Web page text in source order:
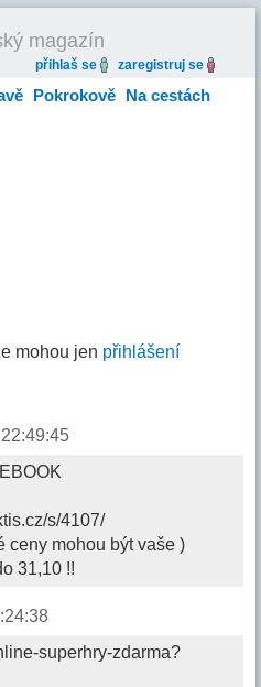
magazín
přihlaš se zaregistruj se
Pokrokově Na cestách
mohou jen přihlášení
s/4107/
ceny mohou být vaše )
31,10 !!
superhry-zdarma?